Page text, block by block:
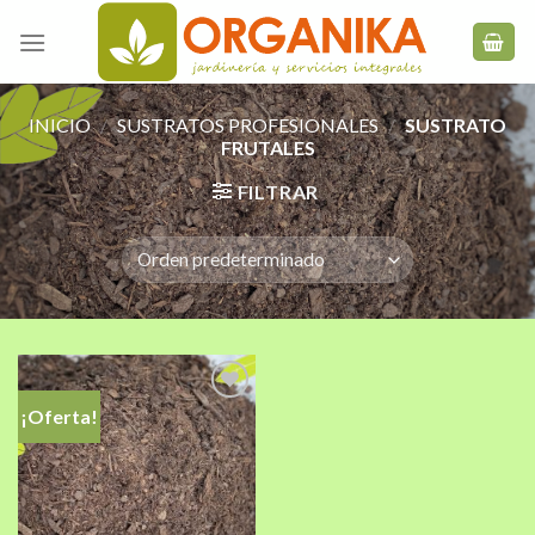
INICIO / SUSTRATOS PROFESIONALES / SUSTRATO
FRUTALES
FILTRAR
¡Oferta!
Añadir
a la
lista de
deseos